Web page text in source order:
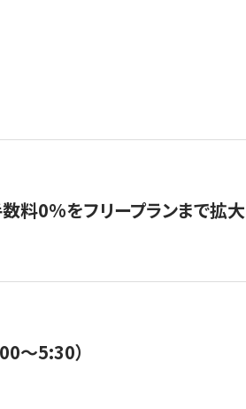
料0%をフリープランまで拡大
〜5:30）